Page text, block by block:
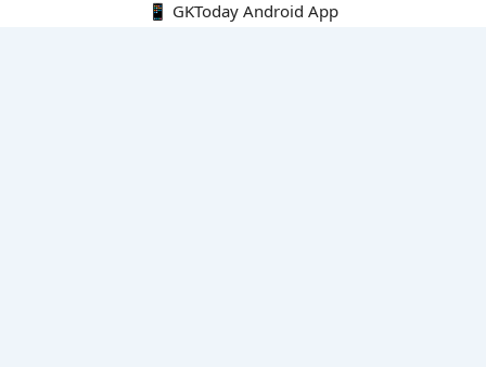
📱 GKToday Android App